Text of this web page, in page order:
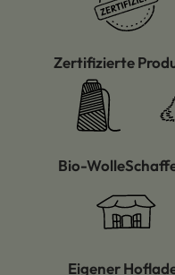
Zertifizierte
Bio-Wolle
Eigener